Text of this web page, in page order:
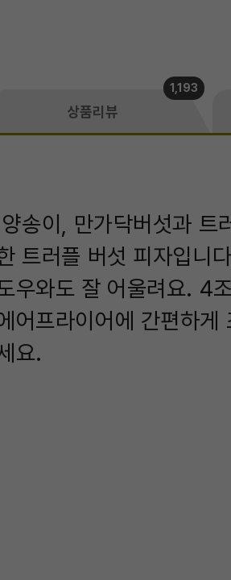
상품리뷰
1,193
송이, 만가닥버섯과 트
트러플 버섯 피자입니
우와도 잘 어울려요. 4
어프라이어에 간편하
요.